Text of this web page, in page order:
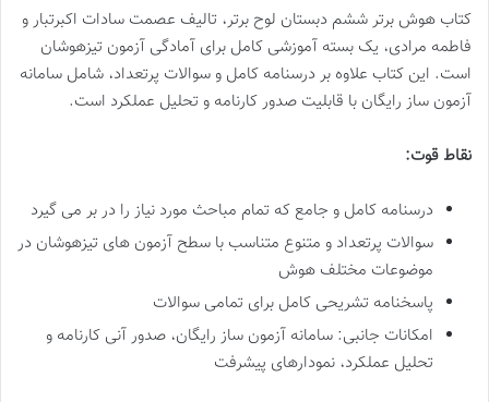
کتاب هوش برتر ششم دبستان لوح برتر، تالیف عصمت سادات اکبرتبار و
فاطمه مرادی، یک بسته آموزشی کامل برای آمادگی آزمون تیزهوشان
است. این کتاب علاوه بر درسنامه کامل و سوالات پرتعداد، شامل سامانه
آزمون ساز رایگان با قابلیت صدور کارنامه و تحلیل عملکرد است.
نقاط قوت:
درسنامه کامل و جامع که تمام مباحث مورد نیاز را در بر می گیرد
سوالات پرتعداد و متنوع متناسب با سطح آزمون های تیزهوشان در
موضوعات مختلف هوش
پاسخنامه تشریحی کامل برای تمامی سوالات
امکانات جانبی: سامانه آزمون ساز رایگان، صدور آنی کارنامه و
تحلیل عملکرد، نمودارهای پیشرفت